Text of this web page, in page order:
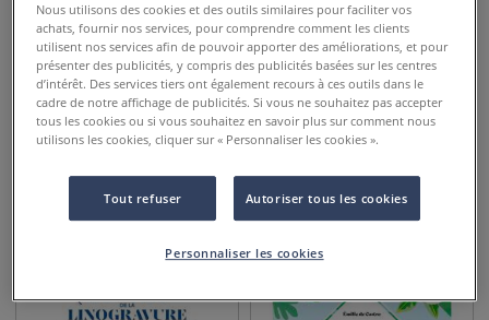
Nuanciers - Eloge du subtil
€
Le nuancier du peintre -
Huile et acrylique
15,95€
Nous utilisons des cookies et des outils similaires pour faciliter vos
achats, fournir nos services, pour comprendre comment les clients
utilisent nos services afin de pouvoir apporter des améliorations, et pour
présenter des publicités, y compris des publicités basées sur les centres
d’intérêt. Des services tiers ont également recours à ces outils dans le
cadre de notre affichage de publicités. Si vous ne souhaitez pas accepter
tous les cookies ou si vous souhaitez en savoir plus sur comment nous
utilisons les cookies, cliquer sur « Personnaliser les cookies ».
Tout refuser Autoriser tous les cookies
Personnaliser les cookies